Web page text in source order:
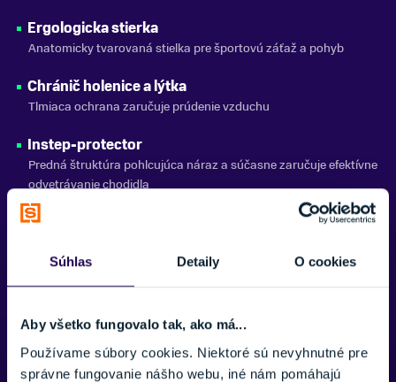
Súhlas Detaily O cookies
Aby všetko fungovalo tak, ako má...
Používame súbory cookies. Niektoré sú nevyhnutné pre
správne fungovanie nášho webu, iné nám pomáhajú
Ergologicka stierka
Anatomicky tvarovaná stielka pre športovú záťaž a pohyb
Chránič holenice a lýtka
Tlmiaca ochrana zaručuje prúdenie vzduchu
Instep-protector
Predná štruktúra pohlcujúca náraz a súčasne zaručuje efektívne
odvetrávanie chodidla
Sofdry
poskytuje ochranu v čalúnených oblastiach a zostáva upravený
aj pri silnom zaťažení